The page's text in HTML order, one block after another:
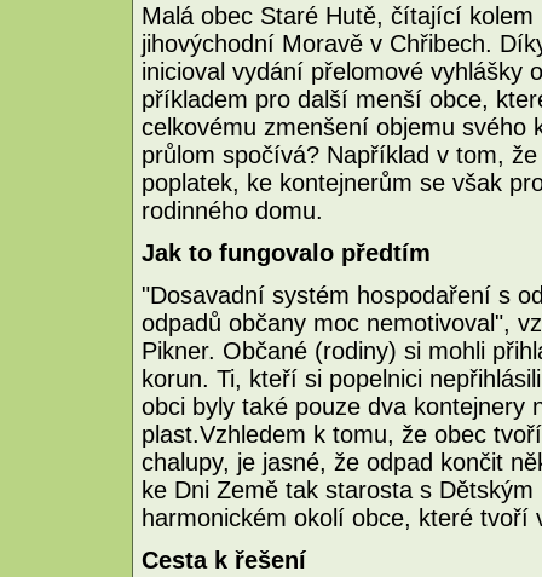
Malá obec Staré Hutě, čítající
jihovýchodní Moravě v Chřibech.
inicioval vydání přelomové vyhlášky
příkladem pro další menší obce,
celkovému zmenšení objemu svého
průlom spočívá? Například v tom,
poplatek, ke kontejnerům se však
rodinného domu.
Jak to fungovalo předtím
"Dosavadní systém hospodaření s
odpadů občany moc nemotivoval",
Pikner. Občané (rodiny) si mohli
korun. Ti, kteří si popelnici
obci byly také pouze dva kontejnery
plast.Vzhledem k tomu, že obec
chalupy, je jasné, že odpad končit
ke Dni Země tak starosta s
harmonickém okolí obce, které tvoří
Cesta k řešení